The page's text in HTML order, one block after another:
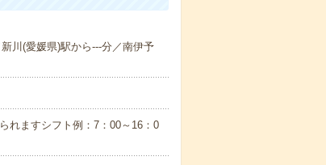
川(愛媛県)駅から---分／南伊予
れますシフト例：7：00～16：0